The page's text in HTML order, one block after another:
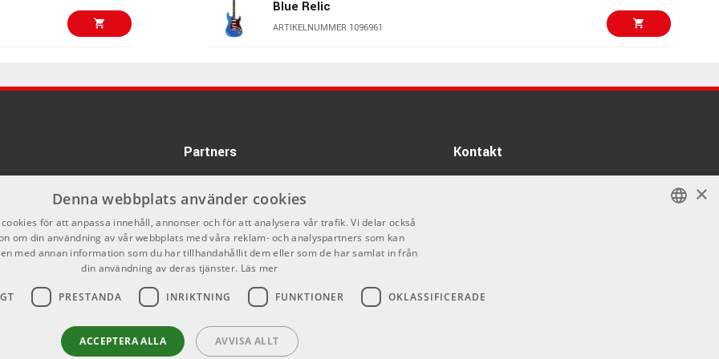
med 22 jumbo band i rostfritt stål. Rostfria band ger lång
enklare att orientera sig på halsen i mörkare miljöer.
med en enkel layout med en volymkontroll, en
bidrar till stabil stämning och konsekvent sustain.
och enkel setup.
och förbättrar stämningsstabiliteten.
5190 kr
4750 kr
17449 kr/st
13995 kr/st
Blue Relic
ARTIKELNUMMER 1096961
ARTIKELNUMMER 1096963
ARTIKELNUMMER 1063098
Fender Mex Equire Brad Paisley
Mn Black Sparkle
ARTIKELNUMMER 1066878
PRS SE Silver Sky Gold Spark
ARTIKELNUMMER 1094714
Partners Kontakt
Helgdagar
×
Denna webbplats använder cookies
för att anpassa innehåll, annonser och för att analysera vår trafik. Vi delar också
om din användning av vår webbplats med våra reklam- och analyspartners som kan
med annan information som du har tillhandahållit dem eller som de har samlat in från
din användning av deras tjänster. Läs mer
PRESTANDA INRIKTNING FUNKTIONER OKLASSIFICERADE
ACCEPTERA ALLA AVVISA ALLT